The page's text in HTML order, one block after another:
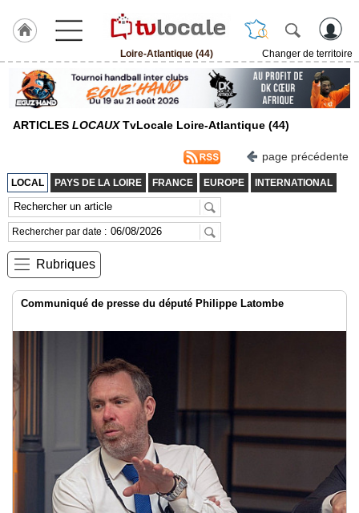
Loire-Atlantique (44)
Changer de territoire
J'adhère
Hulcoq
ACCUEIL
TvLocale
France
RUBRIQUES
Vidéos
Médias
du
groupe
ARTICLES LOCAUXTvLocale Loire-Atlantique (44)
page précédente
LOCAL PAYS DE LA LOIRE FRANCE EUROPE INTERNATIONAL
Rechercher par date :
Rubriques
Communiqué de presse du député Philippe Latombe